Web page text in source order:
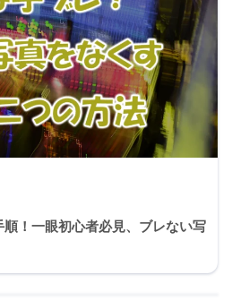
！一眼初心者必見、ブレない写